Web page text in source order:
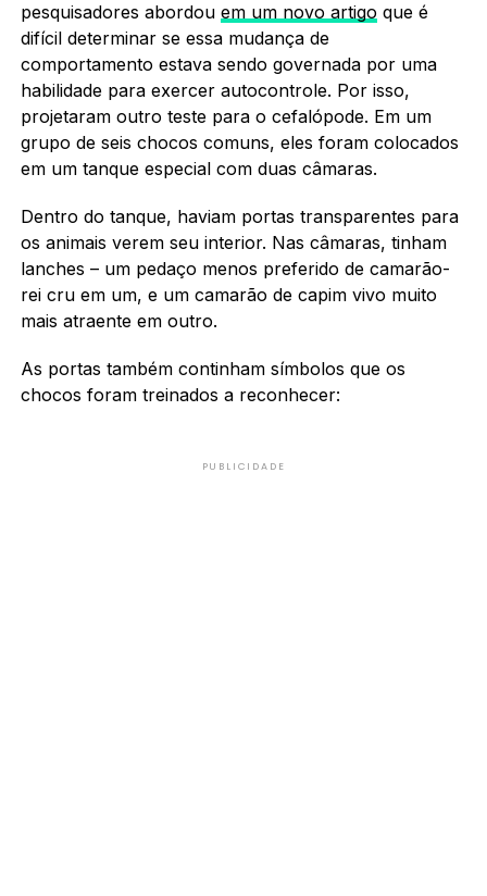
pesquisadores abordou em um novo artigo que é
difícil determinar se essa mudança de
comportamento estava sendo governada por uma
habilidade para exercer autocontrole. Por isso,
projetaram outro teste para o cefalópode. Em um
grupo de seis chocos comuns, eles foram colocados
em um tanque especial com duas câmaras.
Dentro do tanque, haviam portas transparentes para
os animais verem seu interior. Nas câmaras, tinham
lanches – um pedaço menos preferido de camarão-
rei cru em um, e um camarão de capim vivo muito
mais atraente em outro.
As portas também continham símbolos que os
chocos foram treinados a reconhecer:
PUBLICIDADE